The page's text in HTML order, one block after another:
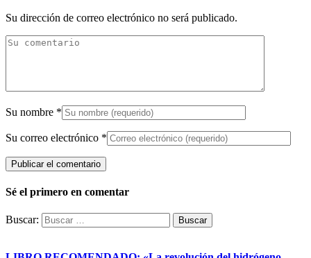
Su dirección de correo electrónico no será publicado.
Su nombre *
Su correo electrónico *
Sé el primero en comentar
Buscar: